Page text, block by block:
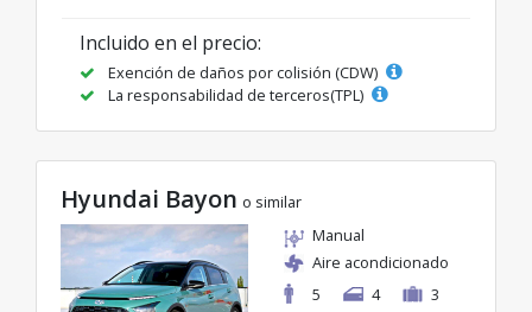
Incluido en el precio:
Exención de daños por colisión (CDW)
La responsabilidad de terceros(TPL)
Hyundai Bayon o similar
Manual
Aire acondicionado
5
4 3